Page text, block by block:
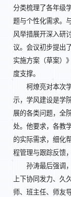
分类梳理了各年级
题与个性化需求。
风举措展开深入研
议。会议初步提出
实施方案（草案）
度支撑。
柯燎亮对本次
示，学风建设是学
展的各类问题，全
处。他要求，各教
的实际需求，细化
程管理与跟踪反馈
孙涛最后强调
上下协同发力、久
师、班主任、师友